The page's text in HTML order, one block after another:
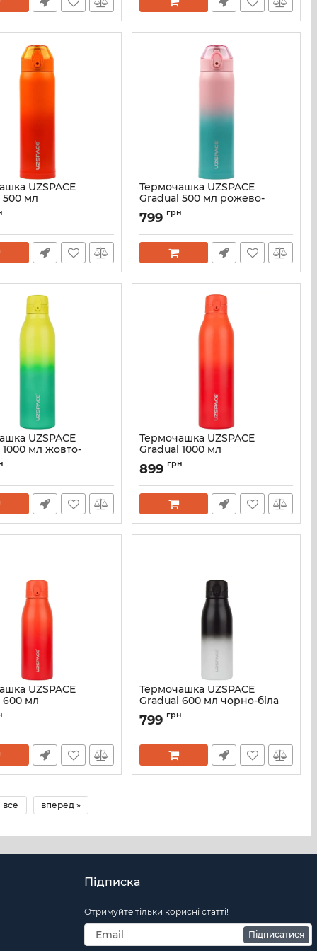
UZSPACE
500 мл
червоний
Термочашка UZSPACE
Gradual 500 мл рожево-
зелена 4201GR
Артикул:
799 грн
UZSPACE
1000 мл жовто-
Термочашка UZSPACE
Gradual 1000 мл
помаранчево-червона
4204GR
Артикул: 4204
899 грн
UZSPACE
600 мл
червона
Термочашка UZSPACE
Gradual 600 мл чорно-біла
4203GR
Артикул:
799 грн
все вперед »
Підписка
Отримуйте тільки корисні статті!
Підписатися